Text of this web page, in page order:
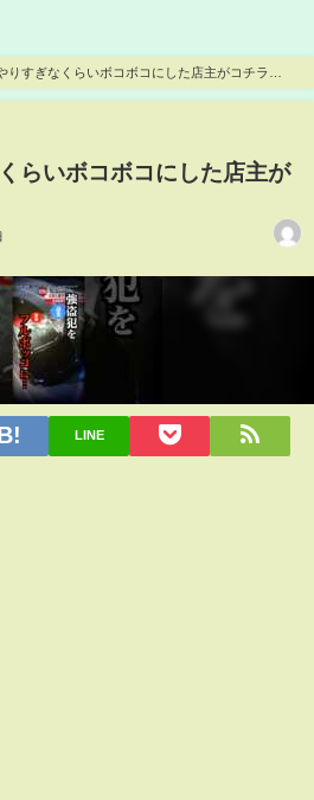
りすぎなくらいボコボコにした店主がコチラ…
らいボコボコにした店主が
LINE